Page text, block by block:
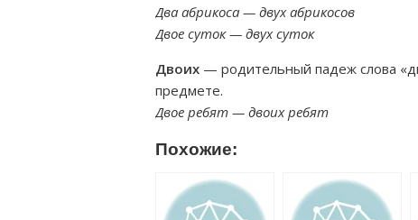
Два абрикоса — двух абрикосов
Двое суток — двух суток
Двоих — родительный падеж слова
предмете.
Двое ребят — двоих ребят
Похожие: